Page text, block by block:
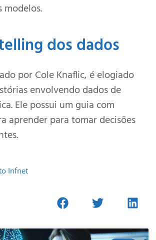
modelos.
dos dados
por Cole Knaflic, é elogiado
envolvendo dados de
Ele possui um guia com
aprender para tomar decisões
Infnet